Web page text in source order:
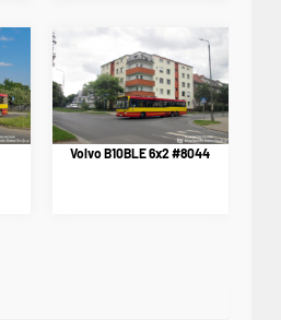
Volvo B10BLE 6x2 #8044